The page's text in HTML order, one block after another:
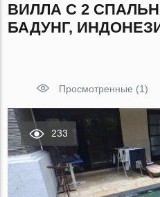
ВИЛЛА С 2
БАДУНГ,
Просмотренные (1)
233